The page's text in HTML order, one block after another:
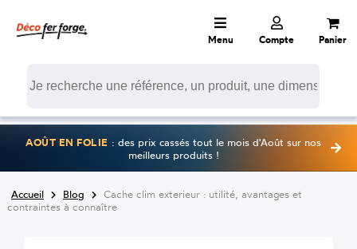
Menu Compte Panier
AOÛT EN FOLIE : des prix cassés tout le mois d'Août sur nos
meilleurs produits !
Accueil Blog
Cache clim exterieur : utilité, avantages et
contraintes à connaître